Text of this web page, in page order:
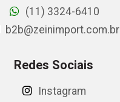
(11) 3324-6410
b2b@zeinimport.com.br
Redes Sociais
Instagram